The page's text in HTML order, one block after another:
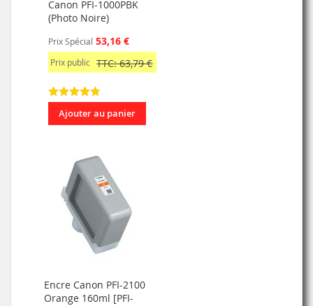
Canon PFI-1000PBK
(Photo Noire)
Prix Spécial 53,16 €
Prix public TTC: 63,79 €
Ajouter au panier
Encre Canon PFI-2100
Orange 160ml [PFI-